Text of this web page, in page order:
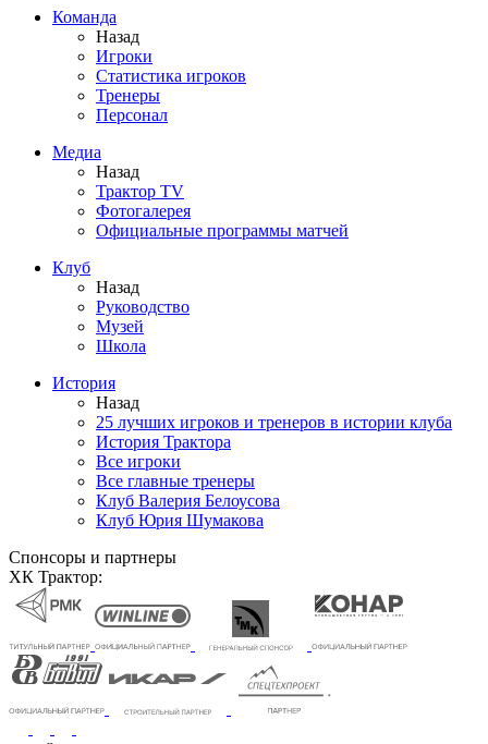
Команда
Назад
Игроки
Статистика игроков
Тренеры
Персонал
Медиа
Назад
Трактор TV
Фотогалерея
Официальные программы матчей
Клуб
Назад
Руководство
Музей
Школа
История
Назад
25 лучших игроков и тренеров в истории клуба
История Трактора
Все игроки
Все главные тренеры
Клуб Валерия Белоусова
Клуб Юрия Шумакова
Спонсоры и партнеры
ХК Трактор: